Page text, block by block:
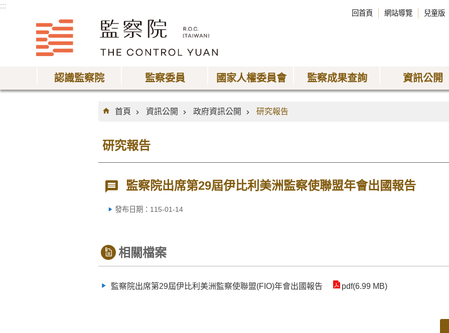
:::
回首頁 網站導覽 兒童版
認識監察院 監察委員 國家人權委員會 監察成果查詢 資訊公開
:::
首頁
資訊公開 政府資訊公開 研究報告
研究報告
監察院出席第29屆伊比利美洲監察使聯盟年會出國報告
發布日期：115-01-14
相關檔案
監察院出席第29屆伊比利美洲監察使聯盟(FIO)年會出國報告 pdf(6.99 MB)